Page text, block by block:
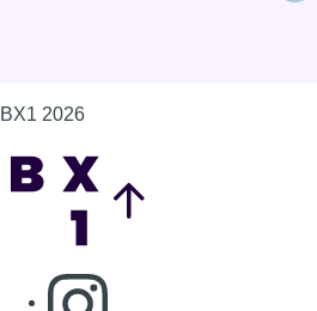
BX1 2026
Consulter page Instagram